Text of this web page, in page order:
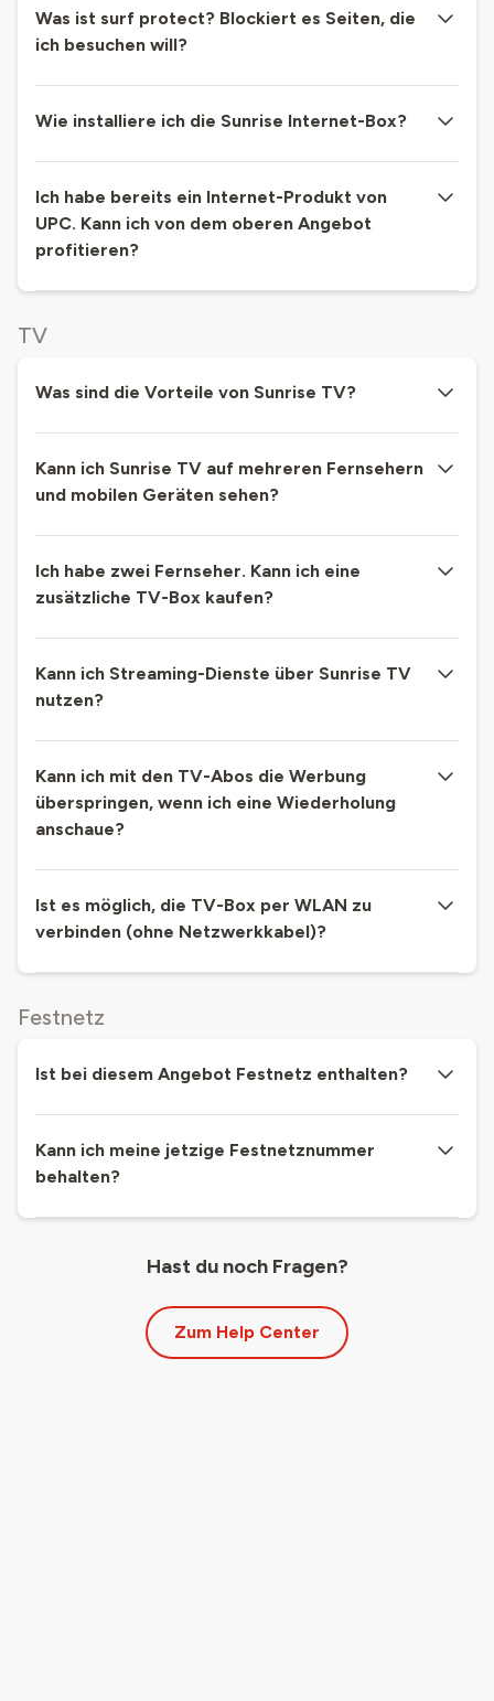
Was ist surf protect? Blockiert es Seiten, die
ich besuchen will?
Wie installiere ich die Sunrise Internet-Box?
Ich habe bereits ein Internet-Produkt von
UPC. Kann ich von dem oberen Angebot
profitieren?
TV
Was sind die Vorteile von Sunrise TV?
Kann ich Sunrise TV auf mehreren Fernsehern
und mobilen Geräten sehen?
Ich habe zwei Fernseher. Kann ich eine
zusätzliche TV-Box kaufen?
Kann ich Streaming-Dienste über Sunrise TV
nutzen?
Kann ich mit den TV-Abos die Werbung
überspringen, wenn ich eine Wiederholung
anschaue?
Ist es möglich, die TV-Box per WLAN zu
verbinden (ohne Netzwerkkabel)?
Festnetz
Ist bei diesem Angebot Festnetz enthalten?
Kann ich meine jetzige Festnetznummer
behalten?
Hast du noch Fragen?
Zum Help Center